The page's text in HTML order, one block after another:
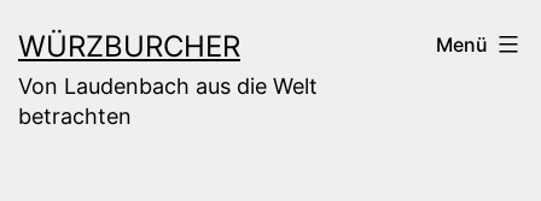
Inhalt
springen
WÜRZBURCHER
Von Laudenbach aus die Welt
betrachten
Menü